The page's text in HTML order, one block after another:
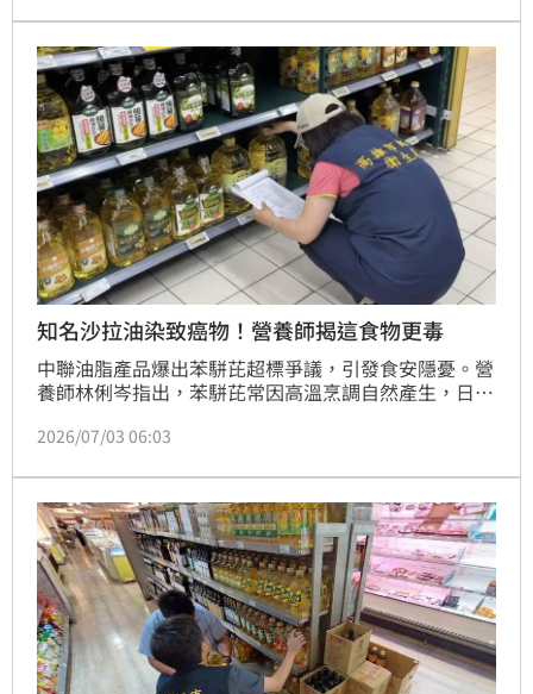
飆升數十倍。專家呼籲，民眾應減少食用高溫烹調肉
類，燒烤時務必剪除焦黑部位，並建議選用芥花籽油或
橄欖油等優質油品，透過調整烹調習慣與飲食方式，才
能有效避開生活中
知名沙拉油染致癌物！營養師揭這食物更毒
中聯油脂產品爆出苯駢芘超標爭議，引發食安隱憂。營
養師林俐岑指出，苯駢芘常因高溫烹調自然產生，日常
險，民眾應採取四項飲食原則：減少食用炭烤煙燻食
低溫水炒或清蒸烹調，避免油品冒煙；最後，多攝取富
含維生素C、E的蔬果，提升肝臟排毒能力。專家強
調，除了選擇優質油品，正確的烹調習慣才是維持健
康、避開一級致癌物的關鍵所在，透過飲食調整有效代
謝體內有害物質。
2026/07/03 06:03